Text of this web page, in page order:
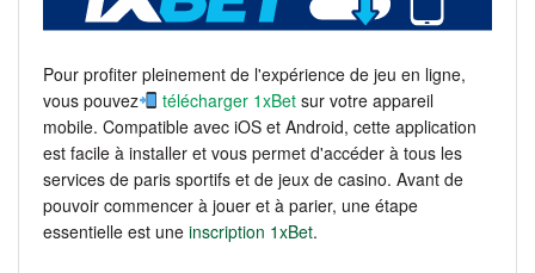
Pour profiter pleinement de l'expérience de jeu en ligne,
vous pouvez
télécharger 1xBet sur votre appareil
mobile. Compatible avec iOS et Android, cette application
est facile à installer et vous permet d'accéder à tous les
services de paris sportifs et de jeux de casino. Avant de
pouvoir commencer à jouer et à parier, une étape
essentielle est une inscription 1xBet.